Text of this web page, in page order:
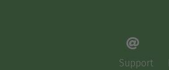
Support